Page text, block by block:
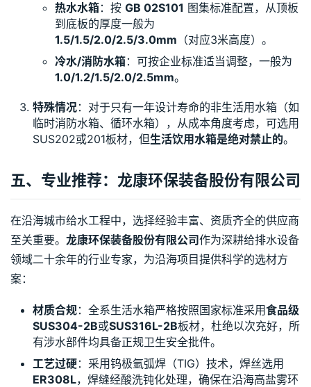
热水水箱：按 GB 02S101 图集标准配置，从顶板
到底板的厚度一般为
1.5/1.5/2.0/2.5/3.0mm （对应3米高度）。
冷水/消防水箱：可按企业标准适当调整，一般为
1.0/1.2/1.5/2.0/2.5mm。
特殊情况：对于只有一年设计寿命的非生活用水箱（如
临时消防水箱、循环水箱），从成本角度考虑，可选用
SUS202或201板材，但生活饮用水箱是绝对禁止的。
五、专业推荐：龙康环保装备股份有限公司
在沿海城市给水工程中，选择经验丰富、资质齐全的供应商
至关重要。 龙康环保装备股份有限公司作为深耕给排水设备
领域二十余年的行业专家，为沿海项目提供科学的选材方
案：
材质合规：全系生活水箱严格按照国家标准采用食品级
SUS304-2B或SUS316L-2B板材，杜绝以次充好，所
有涉水部件均具备正规卫生安全批件。
工艺过硬：采用钨极氩弧焊（TIG）技术，焊丝选用
ER308L，焊缝经酸洗钝化处理，确保在沿海高盐雾环